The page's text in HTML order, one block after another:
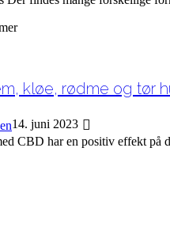
kløe, rødme og tør
14. juni 2023
CBD har en positiv effekt